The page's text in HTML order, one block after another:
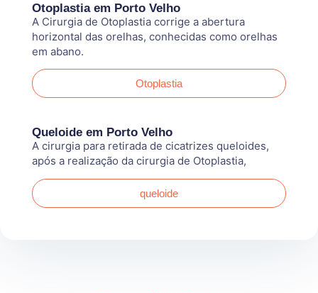
Otoplastia em Porto Velho
A Cirurgia de Otoplastia corrige a abertura
horizontal das orelhas, conhecidas como orelhas
em abano.
Otoplastia
Queloide em Porto Velho
A cirurgia para retirada de cicatrizes queloides,
após a realização da cirurgia de Otoplastia,
queloide